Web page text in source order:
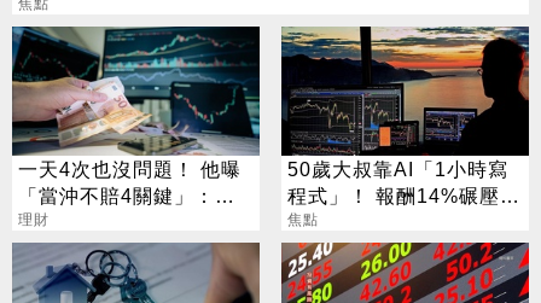
一天4次也沒問題！ 他曝
「當沖不賠4關鍵」：要
賺很容易
理財
50歲大叔靠AI「1小時寫
程式」！ 報酬14%碾壓標
普 直接辭職去炒股
焦點